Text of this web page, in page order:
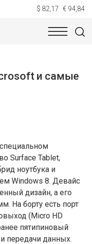
$ 82,17 € 94,84
и самые
Surface Tablet,
ноутбука и
Windows 8. Девайс
дизайн, а его
На борту есть порт
(Micro HD
пятипиновый
передачи данных.